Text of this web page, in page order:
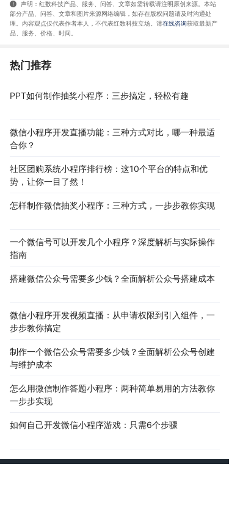
声明：红数科技产品、服务、问答、文章如需转载请注明原创来源。本站
部分产品、问答 、文章和图片来源网络编辑，如存在版权问题请及时沟通处
理。内容观点仅代表作者本人，不代表红数科技立场。请在线咨询获取最新产
品、服务、价格、时间
热门推荐
PPT如何制作抽奖小程序：三步搞定，轻松有趣
微信小程序开发直播功能：三种方式对比，哪一种最适
合你？
社区团购系统小程序排行榜：这10个平台的特点和优
势，让你一目了然！
怎样制作微信抽奖小程序：三种方式，一步步教你实现
一个微信号可以开发几个小程序？深度解析与实际操作
指南
搭建微信公众号需要多少钱？全面解析公众号搭建成本
微信小程序开发视频直播：从申请权限到引入组件，一
步步教你搞定
制作一个微信公众号需要多少钱？全面解析公众号创建
与维护成本
怎么用微信制作答题小程序：两种简单易用的方法教你
一步步实现
如何自己开发微信小程序游戏：只需6个步骤